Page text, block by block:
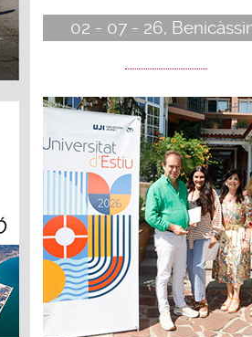
02 - 07 - 26,